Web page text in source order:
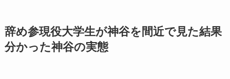
辞め参現役大学生が神谷を間近で見た結果
分かった神谷の実態